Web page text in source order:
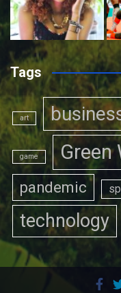
Tags
art
game Green
pandemic
technology